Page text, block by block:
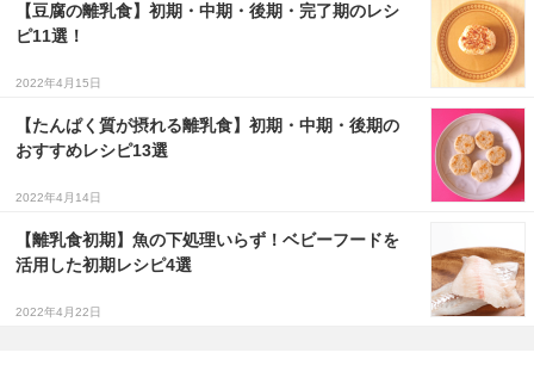
【豆腐の離乳食】初期・中期・後期・完了期のレシ
ピ11選！
2022年4月15日
【たんぱく質が摂れる離乳食】初期・中期・後期の
おすすめレシピ13選
2022年4月14日
【離乳食初期】魚の下処理いらず！ベビーフードを
活用した初期レシピ4選
2022年4月22日